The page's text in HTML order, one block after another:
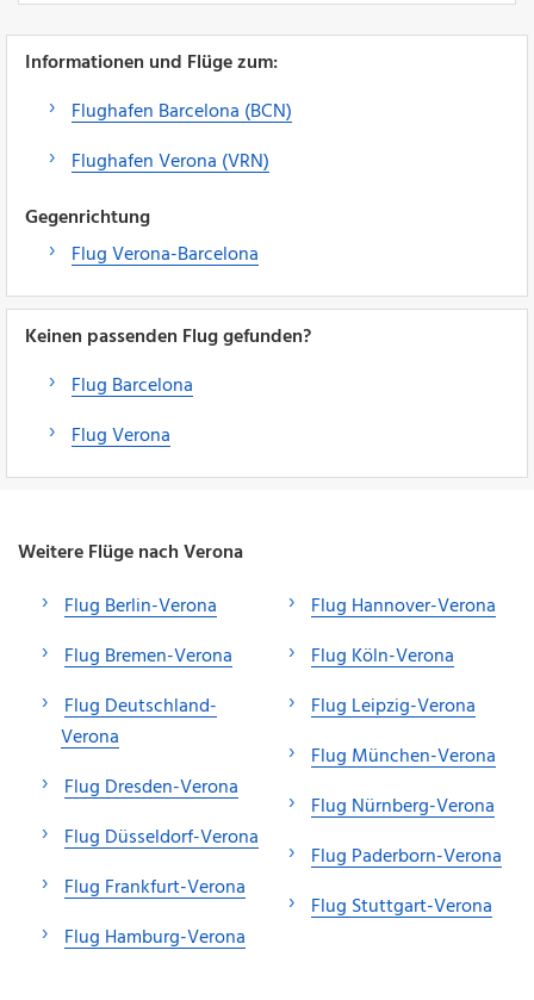
Informationen und Flüge zum:
Flughafen Barcelona (BCN)
Flughafen Verona (VRN)
Gegenrichtung
Flug Verona-Barcelona
Keinen passenden Flug gefunden?
Flug Barcelona
Flug Verona
Weitere Flüge nach Verona
Flug Berlin-Verona
Flug Bremen-Verona
Flug Deutschland-
Verona
Flug Dresden-Verona
Flug Düsseldorf-Verona
Flug Frankfurt-Verona
Flug Hamburg-Verona
Flug Hannover-Verona
Flug Köln-Verona
Flug Leipzig-Verona
Flug München-Verona
Flug Nürnberg-Verona
Flug Paderborn-Verona
Flug Stuttgart-Verona